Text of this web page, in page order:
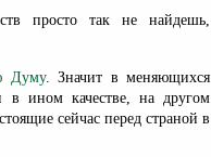
просто так не найдешь,
Думу. Значит в меняющихся
в ином качестве, на другом
сейчас перед страной в